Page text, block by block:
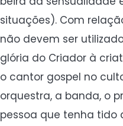
situações). Com
não devem ser
glória do Criador à
o cantor gospel no
orquestra, a banda, o
pessoa que tenha tido